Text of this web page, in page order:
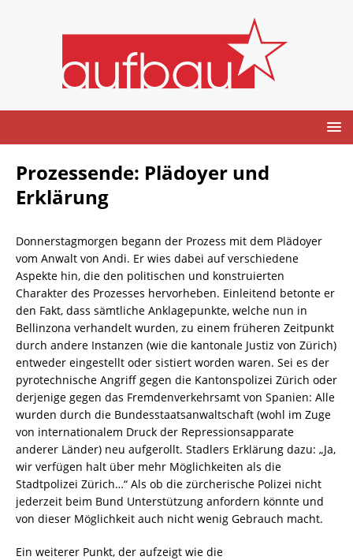
Prozessende: Plädoyer und
Erklärung
Donnerstagmorgen begann der Prozess mit dem Plädoyer
vom Anwalt von Andi. Er wies dabei auf verschiedene
Aspekte hin, die den politischen und konstruierten
Charakter des Prozesses hervorheben. Einleitend betonte er
den Fakt, dass sämtliche Anklagepunkte, welche nun in
Bellinzona verhandelt wurden, zu einem früheren Zeitpunkt
durch andere Instanzen (wie die kantonale Justiz von Zürich)
entweder eingestellt oder sistiert worden waren. Sei es der
pyrotechnische Angriff gegen die Kantonspolizei Zürich oder
derjenige gegen das Fremdenverkehrsamt von Spanien: Alle
wurden durch die Bundesstaatsanwaltschaft (wohl im Zuge
von internationalem Druck der Repressionsapparate
anderer Länder) neu aufgerollt. Stadlers Erklärung dazu: „Ja,
wir verfügen halt über mehr Möglichkeiten als die
Stadtpolizei Zürich…“ Als ob die zürcherische Polizei nicht
jederzeit beim Bund Unterstützung anfordern könnte und
von dieser Möglichkeit auch nicht wenig Gebrauch macht.
Ein weiterer Punkt, der aufzeigt wie die